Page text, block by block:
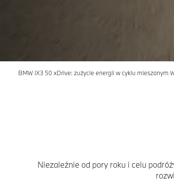
BMW iX3 50 xDrive: zużycie energii w cyklu mieszanym
Niezależnie od pory roku i celu